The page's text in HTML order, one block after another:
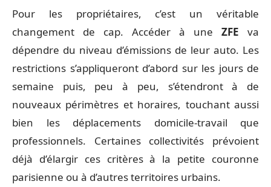
Pour les propriétaires, c’est un véritable
changement de cap. Accéder à une ZFE va
dépendre du niveau d’émissions de leur auto. Les
restrictions s’appliqueront d’abord sur les jours de
semaine puis, peu à peu, s’étendront à de
nouveaux périmètres et horaires, touchant aussi
bien les déplacements domicile-travail que
professionnels. Certaines collectivités prévoient
déjà d’élargir ces critères à la petite couronne
parisienne ou à d’autres territoires urbains.